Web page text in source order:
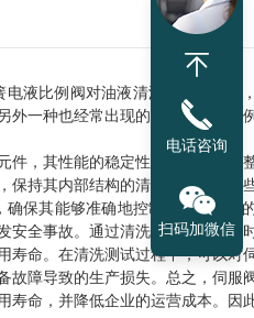
液比例阀对油液清洁度要求不高
外一种也经常出现的故障，就是比
，其性能的稳定性和可靠性对于
保持其内部结构的清洁和光滑。这
保其能够准确地控制液压系统中
安全事故。通过清洗测试，可以及
寿命。在清洗测试过程中，可以对
故障导致的生产损失。总之，伺服
寿命，并降低企业的运营成本。因
电话咨询
扫码加微信